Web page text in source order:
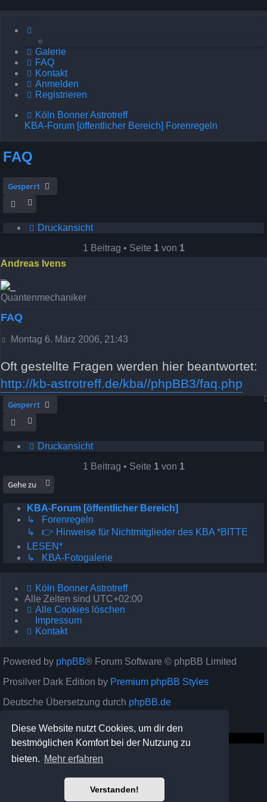
Diese Website nutzt Cookies, um dir den
bestmöglichen Komfort bei der Nutzung zu
bieten. Mehr erfahren
Verstanden!
Galerie
FAQ
Kontakt
Anmelden
Registrieren
Köln Bonner Astrotreff
KBA-Forum [öffentlicher Bereich] Forenregeln
FAQ
Gesperrt
Druckansicht
1 Beitrag • Seite 1von 1
Andreas Ivens
Quantenmechaniker
FAQ
Beitrag
Montag 6. März 2006, 21:43
Oft gestellte Fragen werden hier beantwortet:
http://kb-astrotreff.de/kba//phpBB3/faq.php
Gesperrt
Druckansicht
1 Beitrag • Seite 1von 1
Gehe zu
KBA-Forum [öffentlicher Bereich]
↳ Forenregeln
↳ 👉 Hinweise für Nichtmitglieder des KBA *BITTE
LESEN*
↳ KBA-Fotogalerie
Köln Bonner Astrotreff
Alle Zeiten sind UTC+02:00
Alle Cookies löschen
Impressum
Kontakt
Powered by phpBB® Forum Software © phpBB Limited
Prosilver Dark Edition by Premium phpBB Styles
Deutsche Übersetzung durch phpBB.de
Datenschutz
Nutzungsbedingungen